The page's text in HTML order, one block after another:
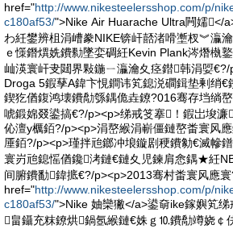
href="http://www.nikesteelersshop.com/p/
c180af53/">Nike Air Huarache Ultra闁嬬</
わ紝鐢辨柤涓嶆豢NIKE锛屽嚭渚嗗壍杈︾灜
ｅ憡鐕熼姺鐨勬墜娈碉紝Kevin Plank涔熸槸
屾渶寰屽叏閮界敤鍦ㄧ灜瀹夊痉鐟韩涓娿
Droga 5鍜孶A鍏卞悓鐧讳笂鎴涚磵鍓垫剰绡€
鍥犵偤鍑鸿壊鐨勪綔鍝佹垚鐐?016骞存垱绱
唬鍛婂叕鍙搞€?/p><p>绨戒笅搴！鍜岀埈濂
伈澶у櫔銆?/p><p>涓嶅緱涓嶄僵鏈嶅畨寰风
厜銆?/p><p>瑾拌兘鎯冲埌鏇剧稉鐨勨€滅幓
寰岃兘鎴愮偤鑱洘鏈€鏈夊児鍊肩悆鍝★紝
间腑鐨勫鍏掋€?/p><p>2013骞村畨寰风應
href="http://www.nikesteelersshop.com/p/
c180af53/">Nike 妯欒獙</a>鍙奛ike鎵嬩笂
畠鑷充粖鐐烘鍋氬緱鏈€姝ｇ⒑鐨勪竴娆￠